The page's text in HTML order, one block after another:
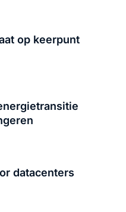
op keerpunt
datacenters